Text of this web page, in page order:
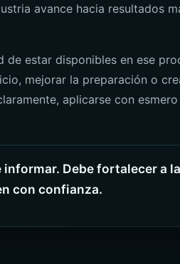
avance hacia resultados
de estar disponibles en ese
mejorar la preparación o
aplicarse con
Debe fortalecer a
con confianza.